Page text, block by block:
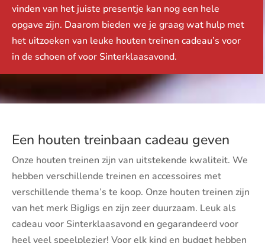
vinden van het juiste presentje kan nog een hele
opgave zijn. Daarom bieden we je graag wat hulp met
het uitzoeken van leuke houten treinen cadeau’s voor
in de schoen of voor Sinterklaasavond.
Een houten treinbaan cadeau geven
Onze houten treinen zijn van uitstekende kwaliteit. We
hebben verschillende treinen en accessoires met
verschillende thema’s te koop. Onze houten treinen zijn
van het merk BigJigs en zijn zeer duurzaam. Leuk als
cadeau voor Sinterklaasavond en gegarandeerd voor
heel veel speelplezier! Voor elk kind en budget hebben